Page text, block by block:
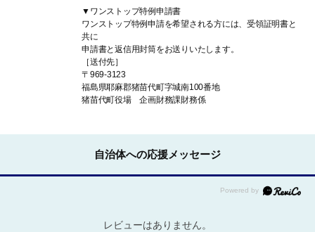
▼ワンストップ特例申請書
ワンストップ特例申請を希望される方には、受領証明書と
共に
申請書と返信用封筒をお送りいたします。
［送付先］
〒969-3123
福島県耶麻郡猪苗代町字城南100番地
猪苗代町役場 企画財務課財務係
自治体への応援メッセージ
レビューはありません。